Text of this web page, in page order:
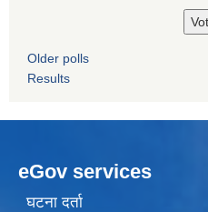
Older polls
Results
eGov services
घटना दर्ता